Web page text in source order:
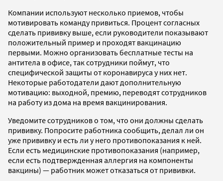
Компании используют несколько приемов, чтобы
мотивировать команду привиться. Процент согласных
сделать прививку выше, если руководители показывают
положительный пример и проходят вакцинацию
первыми. Можно организовать бесплатные тесты на
антитела в офисе, так сотрудники поймут, что
специфической защиты от коронавируса у них нет.
Некоторые работодатели дают дополнительную
мотивацию: выходной, премию, переводят сотрудников
на работу из дома на время вакцинирования.
Уведомите сотрудников о том, что они должны сделать
прививку. Попросите работника сообщить, делал ли он
уже прививку и есть ли у него противопоказания к ней.
Если есть медицинские противопоказания (например,
если есть подтвержденная аллергия на компоненты
вакцины) — работник может отказаться от прививки.